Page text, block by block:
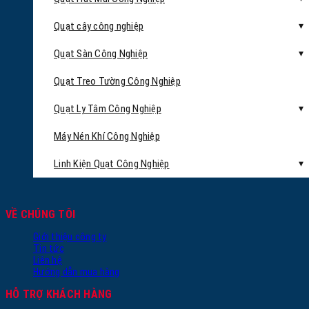
Quạt cây công nghiệp
Quạt Sàn Công Nghiệp
Quạt Treo Tường Công Nghiệp
Quạt Ly Tâm Công Nghiệp
Máy Nén Khí Công Nghiệp
Linh Kiện Quạt Công Nghiệp
VỀ CHÚNG TÔI
Giới thiệu công ty
Tin tức
Liên hệ
Hướng dẫn mua hàng
HỖ TRỢ KHÁCH HÀNG